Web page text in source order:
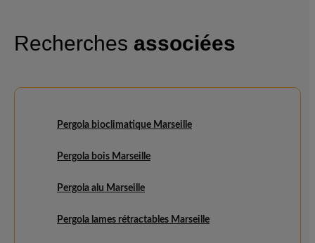
Recherches associées
Pergola bioclimatique Marseille
Pergola bois Marseille
Pergola alu Marseille
Pergola lames rétractables Marseille